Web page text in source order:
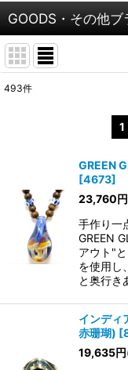
GOODS・その他ブ
サブカテゴリ
在庫あり
並び順:
493件
1
GREEN
[4673]
23,760円
手作り一
GREEN
アウト"
を使用し
と奥行き
インディ
赤珊瑚) [
19,635円